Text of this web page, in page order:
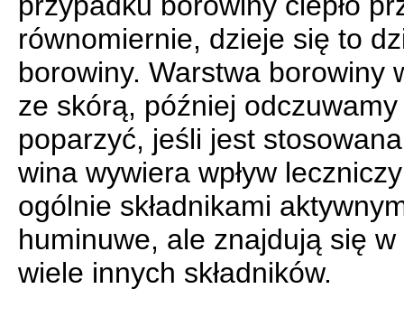
równomiernie, dzieje się to
borowiny. Warstwa borowiny
ze skórą, później
poparzyć, jeśli jest
wina wywiera wpływ
ogólnie składnikami
huminuwe, ale znajdują się
wiele innych składników.